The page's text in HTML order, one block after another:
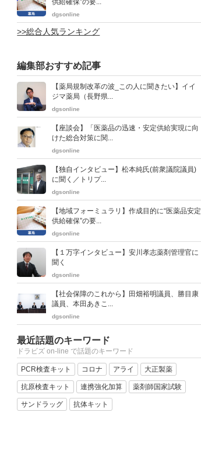
供給確保”の要...
dgsonline
>>総合人気ランキング
編集部おすすめ記事
【薬局規制改革の波_この人に聞きたい】イイ
ジマ薬局（長野県...
dgsonline
【座談会】「医薬品の迅速・安定供給実現に向
けた総合対策に関...
dgsonline
【独自インタビュー】松本純氏(前衆議院議員)
に聞く／トリプ...
dgsonline
【地域フォーミュラリ】作成目的に“医薬品安定
供給確保”の要...
dgsonline
【１万字インタビュー】安川孝志薬剤管理官に
聞く
dgsonline
【社会保障のこれから】田畑裕明議員、勝目康
議員、本田あきこ...
dgsonline
最近話題のキーワード
ドラビズ on-line で話題のキーワード
PCR検査キット コロナ アライ 大正製薬
抗原検査キット 連携強化加算 薬剤師国家試験
サンドラッグ 抗体キット